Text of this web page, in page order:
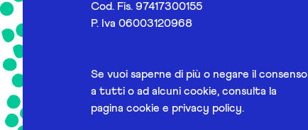
Cod. Fis. 97417300155
P. Iva 06003120968
Se vuoi saperne di più o negare il consenso
a tutti o ad alcuni cookie, consulta la
pagina cookie e privacy policy.